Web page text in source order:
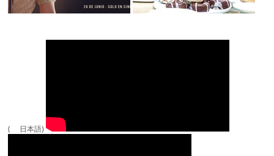
( 日本語)